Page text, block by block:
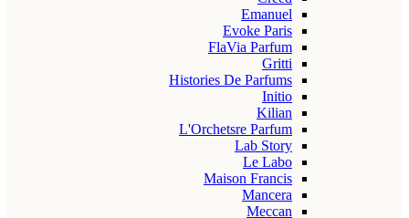
Emanuel
Evoke Paris
FlaVia Parfum
Gritti
Histories De Parfums
Initio
Kilian
L'Orchetsre Parfum
Lab Story
Le Labo
Maison Francis
Mancera
Meccan